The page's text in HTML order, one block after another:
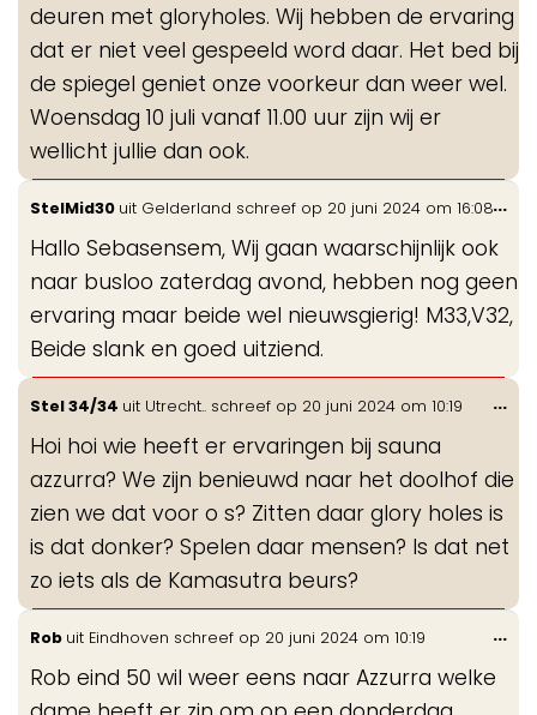
deuren met gloryholes. Wij hebben de ervaring
dat er niet veel gespeeld word daar. Het bed bij
de spiegel geniet onze voorkeur dan weer wel.
Woensdag 10 juli vanaf 11.00 uur zijn wij er
wellicht jullie dan ook.
StelMid30 uit Gelderland schreef op 20 juni 2024 om 16:08
Hallo Sebasensem, Wij gaan waarschijnlijk ook
naar busloo zaterdag avond, hebben nog geen
ervaring maar beide wel nieuwsgierig! M33,V32,
Beide slank en goed uitziend.
...
Stel 34/34 uit Utrecht.. schreef op 20 juni 2024 om 10:19
Hoi hoi wie heeft er ervaringen bij sauna
azzurra? We zijn benieuwd naar het doolhof die
zien we dat voor o s? Zitten daar glory holes is
is dat donker? Spelen daar mensen? Is dat net
zo iets als de Kamasutra beurs?
...
Rob uit Eindhoven schreef op 20 juni 2024 om 10:19
Rob eind 50 wil weer eens naar Azzurra welke
...